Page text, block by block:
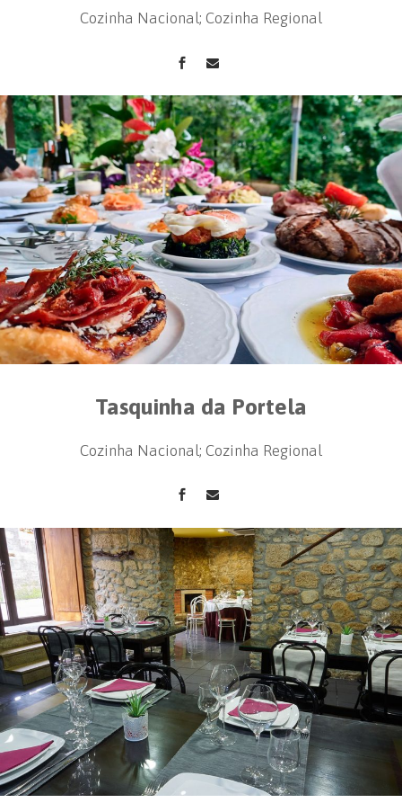
Cozinha Nacional; Cozinha Regional
Tasquinha da Portela
Cozinha Nacional; Cozinha Regional